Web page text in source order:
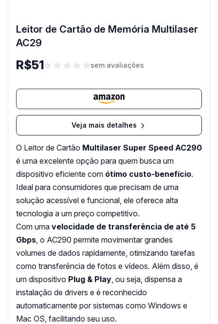
Leitor de Cartão de Memória Multilaser
AC29
R$51 sem avaliações
Veja mais detalhes
O Leitor de Cartão Multilaser Super Speed AC290
é uma excelente opção para quem busca um
dispositivo eficiente com ótimo custo-benefício.
Ideal para consumidores que precisam de uma
solução acessível e funcional, ele oferece alta
tecnologia a um preço competitivo.
Com uma velocidade de transferência de até 5
Gbps , o AC290 permite movimentar grandes
volumes de dados rapidamente, otimizando tarefas
como transferência de fotos e vídeos. Além disso, é
um dispositivo Plug & Play , ou seja, dispensa a
instalação de drivers e é reconhecido
automaticamente por sistemas como Windows e
Mac OS, facilitando seu uso.